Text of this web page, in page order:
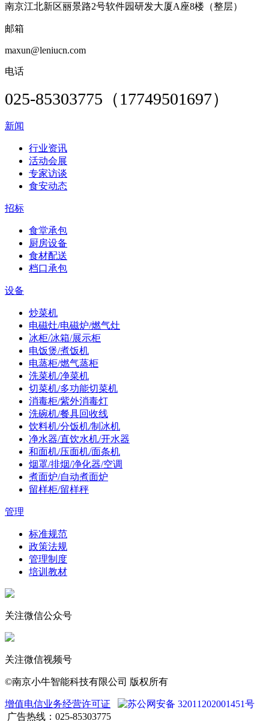
南京江北新区丽景路2号软件园研发大厦A座8楼（整层）
邮箱
maxun@leniucn.com
电话
025-85303775（17749501697）
新闻
行业资讯
活动会展
专家访谈
食安动态
招标
食堂承包
厨房设备
食材配送
档口承包
设备
炒菜机
电磁灶/电磁炉/燃气灶
冰柜/冰箱/展示柜
电饭煲/煮饭机
电蒸柜/燃气蒸柜
洗菜机/净菜机
切菜机/多功能切菜机
消毒柜/紫外消毒灯
洗碗机/餐具回收线
饮料机/分饭机/制冰机
净水器/直饮水机/开水器
和面机/压面机/面条机
烟罩/排烟/净化器/空调
煮面炉/自动煮面炉
留样柜/留样秤
管理
标准规范
政策法规
管理制度
培训教材
关注微信公众号
关注微信视频号
©南京小牛智能科技有限公司 版权所有
增值电信业务经营许可证
苏公网安备 32011202001451号
广告热线：025-85303775